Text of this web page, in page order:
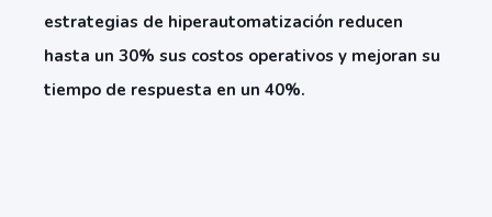
estrategias de hiperautomatización reducen
hasta un 30% sus costos operativos y mejoran su
tiempo de respuesta en un 40%.